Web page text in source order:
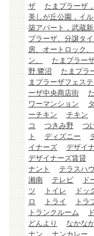
ザ
たまプラーザ，
美しが丘公園，イ
築アパート，武蔵
プラーザ、分譲タ
房、オートロック
ン、
たまプラー
野.鷺沼
たまプラ
まプラーザフェス
ーザ中央商店街
ワーマンション
ーチキン
チキン
コ
つきみ野 つ
ト
ディズニー
イナーズ
デザイ
デザイナーズ賃貸
ナント
テラスハ
湘南
テレビ ド
ツ
トイレ ドッ
ロ
トライ トラ
トランクルーム
どんより
なかな
ナン
ナンカレー